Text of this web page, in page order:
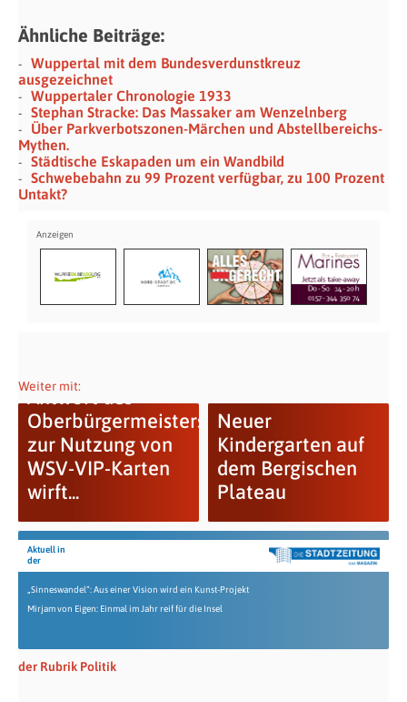
Ähnliche Beiträge:
Wuppertal mit dem Bundesverdunstkreuz
ausgezeichnet
Wuppertaler Chronologie 1933
Stephan Stracke: Das Massaker am Wenzelnberg
Über Parkverbotszonen-Märchen und Abstellbereichs-
Mythen.
Städtische Eskapaden um ein Wandbild
Schwebebahn zu 99 Prozent verfügbar, zu 100 Prozent
Untakt?
Weiter mit:
Antwort des
Oberbürgermeisters
zur Nutzung von
WSV-VIP-Karten
wirft...
Neuer
Kindergarten auf
dem Bergischen
Plateau
Aktuell in
der
„Sinneswandel“: Aus einer Vision wird ein Kunst-Projekt
Mirjam von Eigen: Einmal im Jahr reif für die Insel
der Rubrik Politik